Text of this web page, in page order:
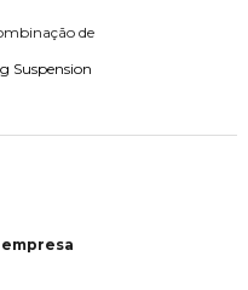
de
Suspension